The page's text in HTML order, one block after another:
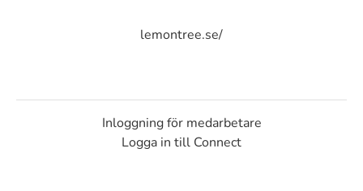
lemontree.se/
Inloggning för medarbetare
Logga in till Connect